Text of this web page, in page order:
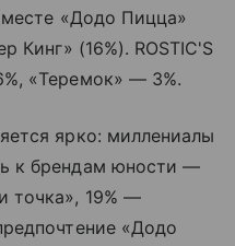
«Додо Пицца»
Кинг» (16%). ROSTIC'S
«Теремок» — 3%.
ярко: миллениалы
к брендам юности —
точка», 19% —
«Додо